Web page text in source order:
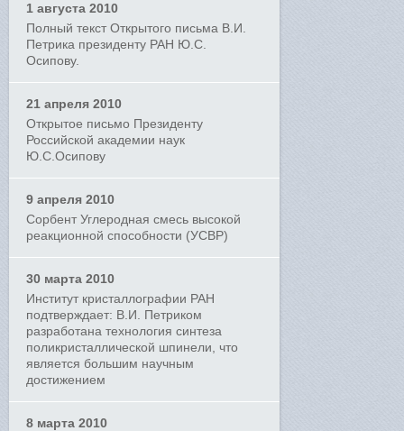
1 августа 2010
Полный текст Открытого письма В.И.
Петрика президенту РАН Ю.С.
Осипову.
21 апреля 2010
Открытое письмо Президенту
Российской академии наук
Ю.С.Осипову
9 апреля 2010
Сорбент Углеродная смесь высокой
реакционной способности (УСВР)
30 марта 2010
Институт кристаллографии РАН
подтверждает: В.И. Петриком
разработана технология синтеза
поликристаллической шпинели, что
является большим научным
достижением
8 марта 2010